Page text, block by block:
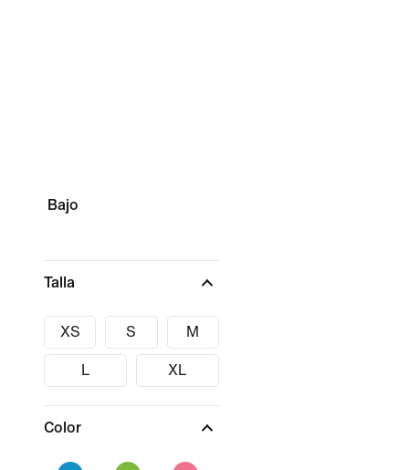
Bajo
Talla
XS S M
L XL
Color